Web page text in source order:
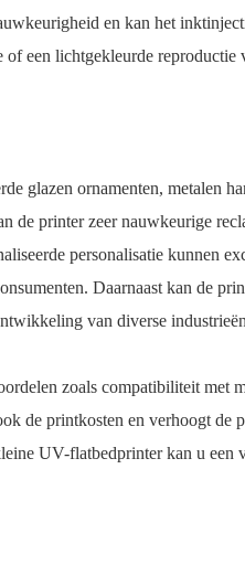
en kan het
een lichtgekleurde reproductie
glazen ornamenten, metalen
de printer zeer nauwkeurige
personalisatie kunnen
Daarnaast kan de
van diverse
zoals compatibiliteit met
de printkosten en verhoogt de
UV-flatbedprinter kan u een